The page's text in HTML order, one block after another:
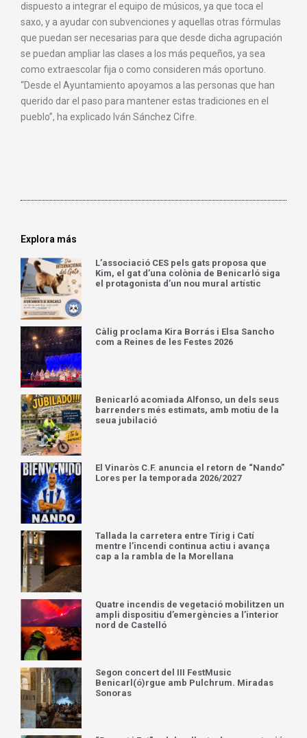
dispuesto a integrar el equipo de músicos, ya que toca el
saxo, y a ayudar con subvenciones y aquellas otras fórmulas
que puedan ser necesarias para que desde dicha agrupación
se puedan ampliar las clases a los más pequeños, ya sea
como extraescolar fija o como consideren más oportuno.
“Desde el Ayuntamiento apoyamos a las personas que han
querido dar el paso para mantener estas tradiciones en el
pueblo”, ha explicado Iván Sánchez Cifre.
Explora más
L’associació CES pels gats proposa que
Kim, el gat d’una colònia de Benicarló siga
el protagonista d’un nou mural artístic
Càlig proclama Kira Borrás i Elsa Sancho
com a Reines de les Festes 2026
Benicarló acomiada Alfonso, un dels seus
barrenders més estimats, amb motiu de la
seua jubilació
El Vinaròs C.F. anuncia el retorn de “Nando”
Lores per la temporada 2026/2027
Tallada la carretera entre Tírig i Catí
mentre l’incendi continua actiu i avança
cap a la rambla de la Morellana
Quatre incendis de vegetació mobilitzen un
ampli dispositiu d’emergències a l’interior
nord de Castelló
Segon concert del III FestMusic
Benicarl(ó)rgue amb Pulchrum. Miradas
Sonoras